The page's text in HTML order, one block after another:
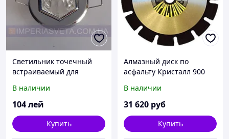
Светильник точечный
встраиваемый для
FERON с кристаллом
MMD-314464
В наличии
104лей
Купить
Алмазный диск по
асфальту Кристалл 900
В наличии
31 620 руб
Купить